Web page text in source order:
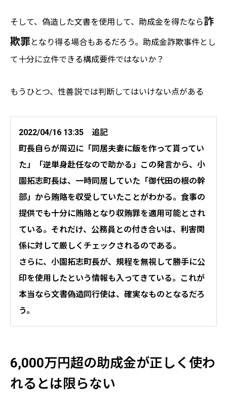
そして、偽造した文書を使用して、助成金を得たなら詐
欺罪となり得る場合もあるだろう。助成金詐欺事件とし
て十分に立件できる構成要件ではないか？
もうひとつ、性善説では判断してはいけない点がある
2022/04/16 13:35 追記
町長自らが周辺に「同居夫妻に飯を作って貰ってい
た」「逆単身赴任なので助かる」この発言から、小
園拓志町長は、一時同居していた「御代田の根の幹
部」から賄賂を収受していたことがわかる。食事の
提供でも十分に賄賂となり収賄罪を適用可能とされ
ている。それだけ、公務員との付き合いは、利害関
係に対して厳しくチェックされるのである。
さらに、小園拓志町長が、規程を無視して勝手に公
印を使用したという情報も入ってきている。これが
本当なら文書偽造同行使は、確実なものとなるだろ
う。
6,000万円超の助成金が正しく使わ
れるとは限らない